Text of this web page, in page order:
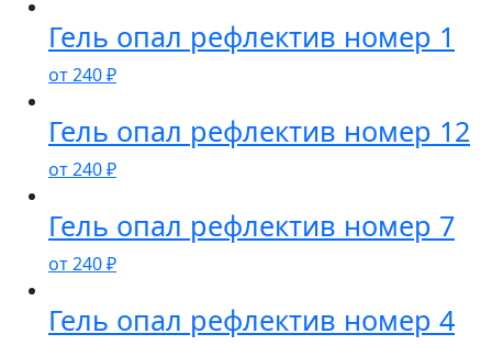
Гель опал рефлектив номер 1
от240₽
Гель опал рефлектив номер 12
от240₽
Гель опал рефлектив номер 7
от240₽
Гель опал рефлектив номер 4